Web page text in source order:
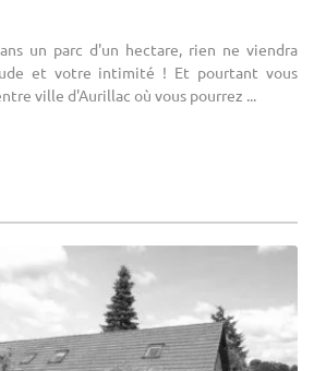
un parc d'un hectare, rien ne viendra
et votre intimité ! Et pourtant vous
ville d'Aurillac où vous pourrez ...